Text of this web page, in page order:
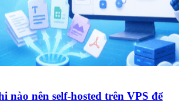
nào nên self-hosted trên VPS để